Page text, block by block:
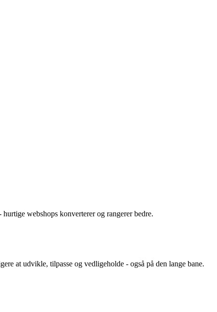
webshops konverterer og rangerer bedre.
at udvikle, tilpasse og vedligeholde - også på den lange bane.